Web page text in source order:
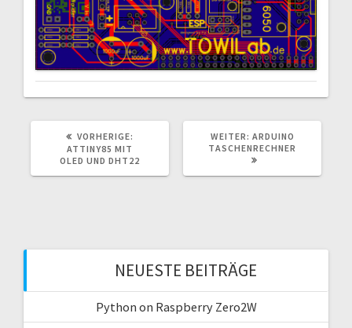
VORHERIGE:
ATTINY85 MIT
OLED UND DHT22
WEITER: NÄCHSTER
BEITRAG:
ARDUINO
TASCHENRECHNER
NEUESTE BEITRÄGE
Python on Raspberry Zero2W